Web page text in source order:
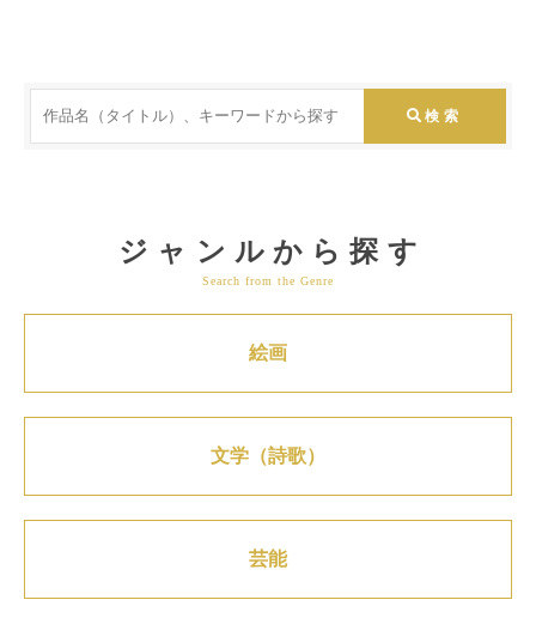
ジャンルから探す
Search from the Genre
絵画
文学（詩歌）
芸能